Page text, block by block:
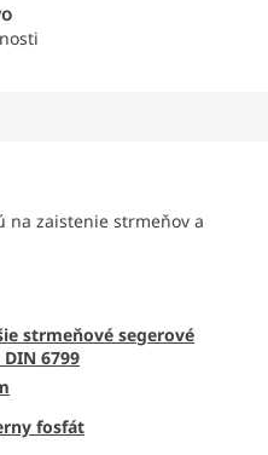
na zaistenie strmeňov a
strmeňové segerové
6799
fosfát